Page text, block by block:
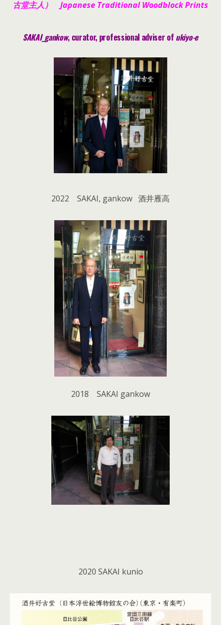
古堂主人） Japanese Traditional Woodblock Prints
SAKAI_gankow, curator, professional adviser of ukiyo-e
2022 SAKAI, gankow 酒井雁高
2018 SAKAI gankow
2020 SAKAI kunio